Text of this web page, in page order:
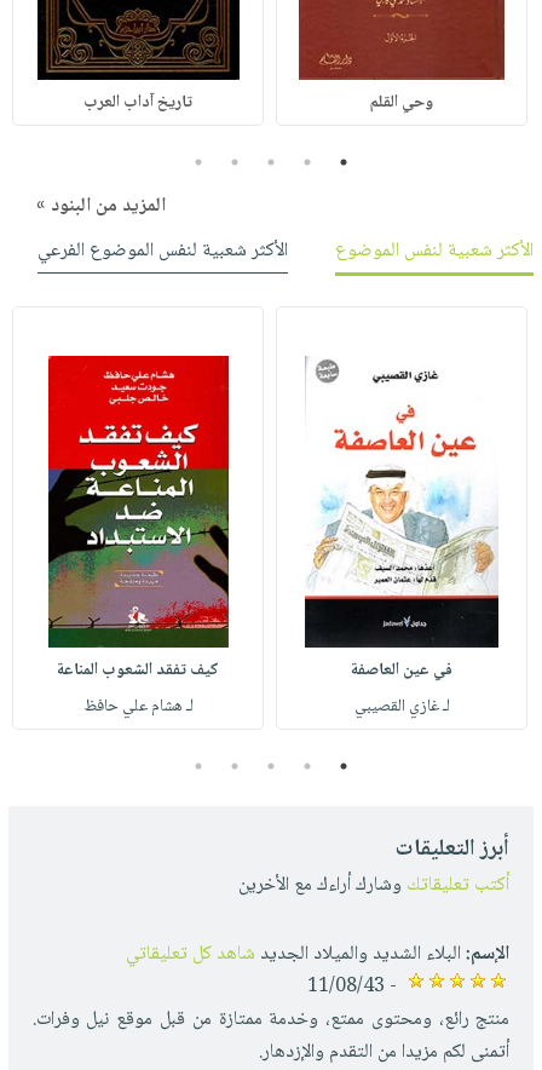
وحي القلم تاريخ آداب العرب
1
2
3
4
5
المزيد من البنود »
الأكثر شعبية لنفس الموضوع
الأكثر شعبية لنفس الموضوع الفرعي
في عين العاصفة
لـ غازي القصيبي
كيف تفقد الشعوب المناعة
لـ هشام علي حافظ
1
2
3
4
5
أبرز التعليقات
أكتب تعليقاتك وشارك أراءك مع الأخرين
الإسم:البلاء الشديد والميلاد الجديد شاهد كل تعليقاتي
- 11/08/43
منتج رائع، ومحتوى ممتع، وخدمة ممتازة من قبل موقع نيل وفرات.
أتمنى لكم مزيدا من التقدم والإزدهار.